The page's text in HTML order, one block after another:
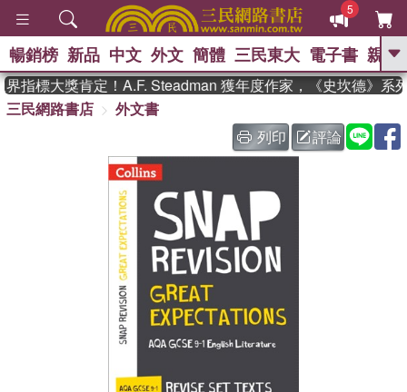
5
GO
The Odyssey 、 父親節 、 如果歷
史是一群喵 、 暑期推薦 、 國際布克
登輝時代
數學女孩：黎曼猜想
偉大的迷走神經
暢銷榜 新品 中文 外文 簡體 三民東大 電子書 親子
指標大獎肯定！A.F. Steadman 獲年度作家，《史坎德》系列
三民網路書店
外文書
列印
評論